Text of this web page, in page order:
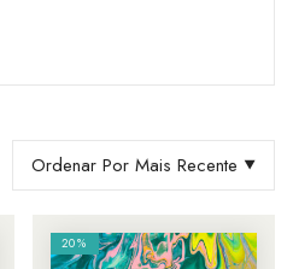
Ordenar Por Mais Recente
20%